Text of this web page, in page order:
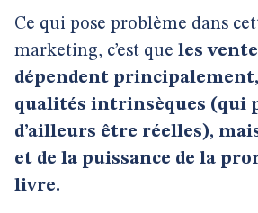
Ce qui pose problème dans
marketing, c’est que les
dépendent principalement,
qualités intrinsèques (qui
d’ailleurs être réelles),
et de la puissance de la
livre.